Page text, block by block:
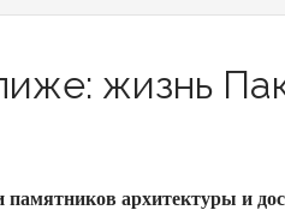
жизнь
архитектуры и